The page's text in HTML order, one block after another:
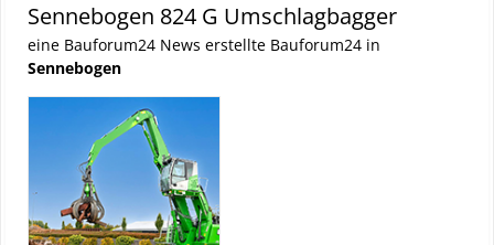
Sennebogen 824 G Umschlagbagger
eine Bauforum24 News erstellte Bauforum24 in
Sennebogen